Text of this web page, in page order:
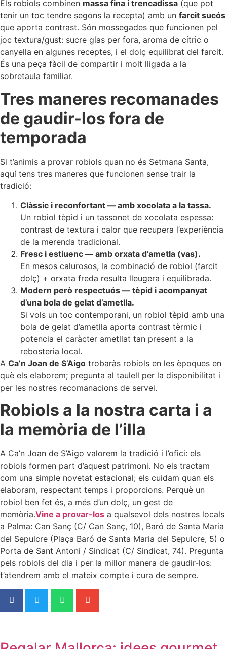
Els robiols combinen massa fina i trencadissa (que pot
tenir un toc tendre segons la recepta) amb un farcit sucós
que aporta contrast. Són mossegades que funcionen pel
joc textura/gust: sucre glas per fora, aroma de cítric o
canyella en algunes receptes, i el dolç equilibrat del farcit.
És una peça fàcil de compartir i molt lligada a la
sobretaula familiar.
Tres maneres recomanades
de gaudir-los fora de
temporada
Si t’animis a provar robiols quan no és Setmana Santa,
aquí tens tres maneres que funcionen sense trair la
tradició:
Clàssic i reconfortant — amb xocolata a la tassa.
Un robiol tèpid i un tassonet de xocolata espessa:
contrast de textura i calor que recupera l’experiència
de la merenda tradicional.
Fresc i estiuenc — amb orxata d’ametla (vas).
En mesos calurosos, la combinació de robiol (farcit
dolç) + orxata freda resulta lleugera i equilibrada.
Modern però respectuós — tèpid i acompanyat
d’una bola de gelat d’ametlla.
Si vols un toc contemporani, un robiol tèpid amb una
bola de gelat d’ametlla aporta contrast tèrmic i
potencia el caràcter ametllat tan present a la
rebosteria local.
A Ca’n Joan de S’Aigo trobaràs robiols en les èpoques en
què els elaborem; pregunta al taulell per la disponibilitat i
per les nostres recomanacions de servei.
Robiols a la nostra carta i a
la memòria de l’illa
A Ca’n Joan de S’Aigo valorem la tradició i l’ofici: els
robiols formen part d’aquest patrimoni. No els tractam
com una simple novetat estacional; els cuidam quan els
elaboram, respectant temps i proporcions. Perquè un
robiol ben fet és, a més d’un dolç, un gest de
memòria.Vine a provar-los a qualsevol dels nostres locals
a Palma: Can Sanç (C/ Can Sanç, 10), Baró de Santa Maria
del Sepulcre (Plaça Baró de Santa Maria del Sepulcre, 5) o
Porta de Sant Antoni / Sindicat (C/ Sindicat, 74). Pregunta
pels robiols del dia i per la millor manera de gaudir-los:
t’atendrem amb el mateix compte i cura de sempre.